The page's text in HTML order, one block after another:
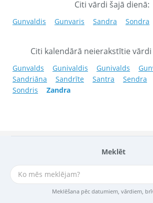
Meklēt
Meklēšana pēc datumiem, vārdiem,
Citi vārdi šajā dienā:
Gunvaldis Gunvaris Sandra Sondra
Citi kalendārā neierakstītie vārdi
Gunvalds Gunivaldis Gunivalds
Sandriāna
Sandrīte Santra Sendra
Sondris
Zandra